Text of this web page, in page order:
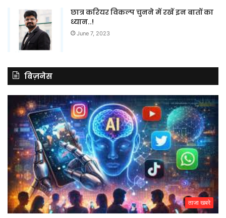
छात्र करियर विकल्प चुनने में रखें इन बातों का
ध्यान..!
June 7, 2023
बिज़नेस
ताजा खबरे